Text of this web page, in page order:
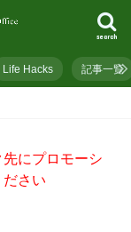
search
Life Hacks 記事一覧
にプロモーシ
さい